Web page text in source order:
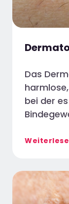
Das
bei der